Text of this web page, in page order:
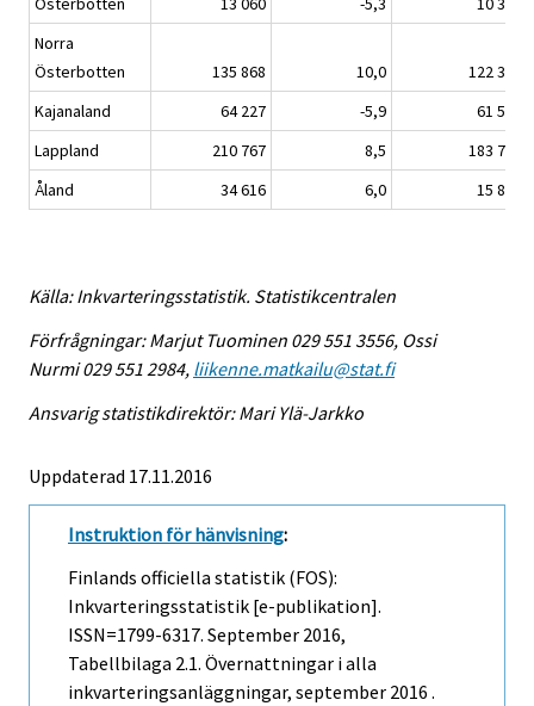
Norra
Österbotten
135 868 10,0
122 311
Kajanaland
64 227 -5,9
61 568
Lappland
210 767 8,5
183 777
Åland
34 616 6,0 15 848
Källa: Inkvarteringsstatistik. Statistikcentralen
Förfrågningar: Marjut Tuominen 029 551 3556, Ossi
Nurmi 029 551 2984, liikenne.matkailu@stat.fi
Ansvarig statistikdirektör: Mari Ylä-Jarkko
Uppdaterad 17.11.2016
Instruktion för hänvisning:
Finlands officiella statistik (FOS):
Inkvarteringsstatistik [e-publikation].
ISSN=1799-6317. September 2016,
Tabellbilaga 2.1. Övernattningar i alla
inkvarteringsanläggningar, september 2016 .